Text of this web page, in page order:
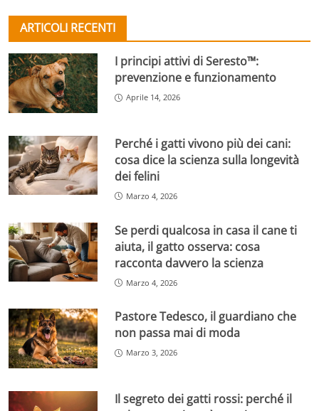
ARTICOLI RECENTI
I principi attivi di Seresto™:
prevenzione e funzionamento
Aprile 14, 2026
Perché i gatti vivono più dei cani:
cosa dice la scienza sulla longevità
dei felini
Marzo 4, 2026
Se perdi qualcosa in casa il cane ti
aiuta, il gatto osserva: cosa
racconta davvero la scienza
Marzo 4, 2026
Pastore Tedesco, il guardiano che
non passa mai di moda
Marzo 3, 2026
Il segreto dei gatti rossi: perché il